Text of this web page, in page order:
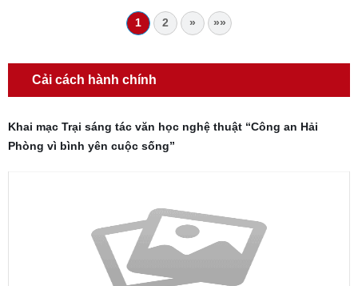
1 2 » »»
Cải cách hành chính
Khai mạc Trại sáng tác văn học nghệ thuật “Công an Hải
Phòng vì bình yên cuộc sống”